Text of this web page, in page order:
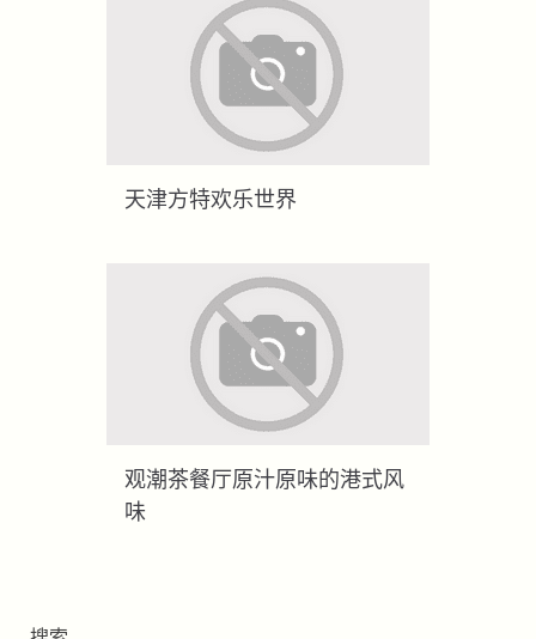
天津方特欢乐世界
观潮茶餐厅原汁原味的港式风
味